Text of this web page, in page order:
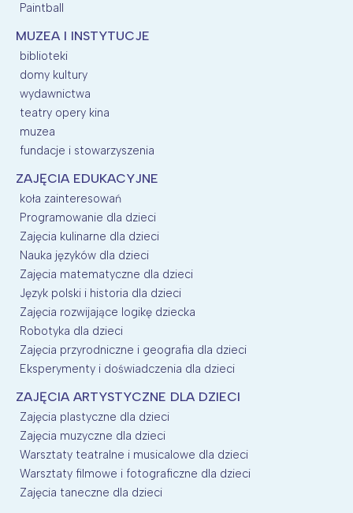
Paintball
MUZEA I INSTYTUCJE
biblioteki
domy kultury
wydawnictwa
teatry opery kina
muzea
fundacje i stowarzyszenia
ZAJĘCIA EDUKACYJNE
koła zainteresowań
Programowanie dla dzieci
Zajęcia kulinarne dla dzieci
Nauka języków dla dzieci
Zajęcia matematyczne dla dzieci
Język polski i historia dla dzieci
Zajęcia rozwijające logikę dziecka
Robotyka dla dzieci
Zajęcia przyrodniczne i geografia dla dzieci
Eksperymenty i doświadczenia dla dzieci
ZAJĘCIA ARTYSTYCZNE DLA DZIECI
Zajęcia plastyczne dla dzieci
Zajęcia muzyczne dla dzieci
Warsztaty teatralne i musicalowe dla dzieci
Warsztaty filmowe i fotograficzne dla dzieci
Zajęcia taneczne dla dzieci